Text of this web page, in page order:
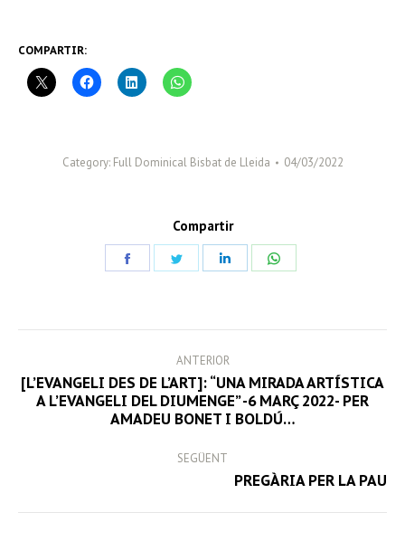
COMPARTIR:
Category: Full Dominical Bisbat de Lleida 04/03/2022
Compartir
NAVIGATION
ANTERIOR
Previous
post:
[L’EVANGELI DES DE L’ART]: “UNA MIRADA ARTÍSTICA
A L’EVANGELI DEL DIUMENGE” -6 MARÇ 2022- PER
AMADEU BONET I BOLDÚ…
SEGÜENT
PREGÀRIA PER LA PAU